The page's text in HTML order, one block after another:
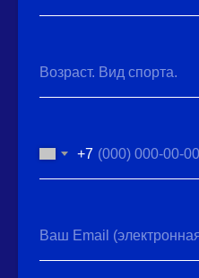
Возраст. Вид спорта.
+7
Ваш Email